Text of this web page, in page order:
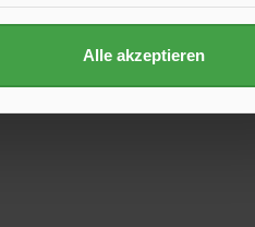
Alle akzeptieren